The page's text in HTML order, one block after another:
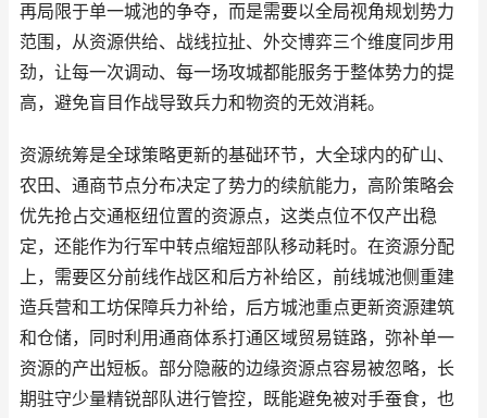
再局限于单一城池的争夺，而是需要以全局视角规划势力
范围，从资源供给、战线拉扯、外交博弈三个维度同步用
劲，让每一次调动、每一场攻城都能服务于整体势力的提
高，避免盲目作战导致兵力和物资的无效消耗。
资源统筹是全球策略更新的基础环节，大全球内的矿山、
农田、通商节点分布决定了势力的续航能力，高阶策略会
优先抢占交通枢纽位置的资源点，这类点位不仅产出稳
定，还能作为行军中转点缩短部队移动耗时。在资源分配
上，需要区分前线作战区和后方补给区，前线城池侧重建
造兵营和工坊保障兵力补给，后方城池重点更新资源建筑
和仓储，同时利用通商体系打通区域贸易链路，弥补单一
资源的产出短板。部分隐蔽的边缘资源点容易被忽略，长
期驻守少量精锐部队进行管控，既能避免被对手蚕食，也